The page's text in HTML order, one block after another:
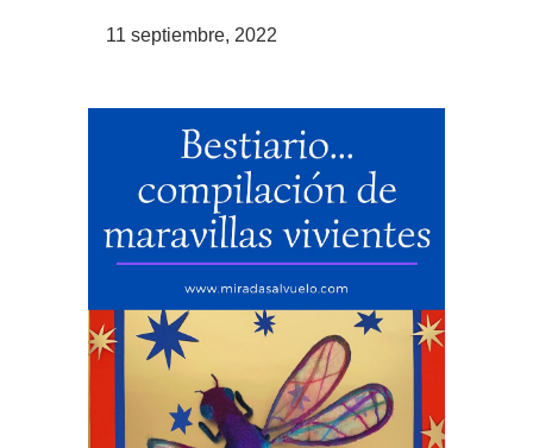
11 septiembre, 2022